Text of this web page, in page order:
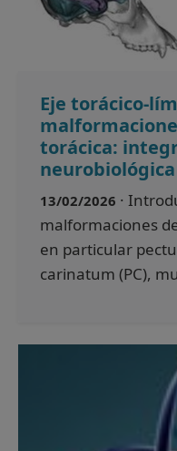
Eje torácico-
torácica:
13/02/2026 ·
malformaciones
en particular
carinatum (PC),